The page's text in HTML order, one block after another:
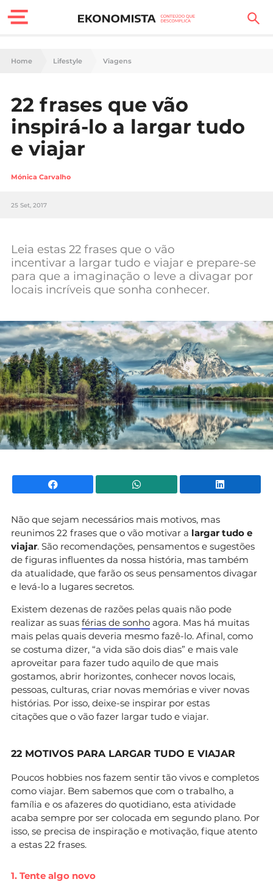
Finanças Pessoais
Carreira
Casa
Lifestyle
Sociedade
Negócios
Mundial 2026
Home Lifestyle Viagens
22 frases que vão
inspirá-lo a largar tudo
e viajar
Mónica Carvalho
25 Set, 2017
Leia estas 22 frases que o vão
incentivar a largar tudo e viajar e prepare-se
para que a imaginação o leve a divagar por
locais incríveis que sonha conhecer.
Facebook WhatsApp
Não que sejam necessários mais motivos, mas
reunimos 22 frases que o vão motivar a largar tudo e
viajar. São recomendações, pensamentos e sugestões
de figuras influentes da nossa história, mas também
da atualidade, que farão os seus pensamentos divagar
e levá-lo a lugares secretos.
Existem dezenas de razões pelas quais não pode
realizar as suas férias de sonho agora. Mas há muitas
mais pelas quais deveria mesmo fazê-lo. Afinal, como
se costuma dizer, “a vida são dois dias” e mais vale
aproveitar para fazer tudo aquilo de que mais
gostamos, abrir horizontes, conhecer novos locais,
pessoas, culturas, criar novas memórias e viver novas
histórias. Por isso, deixe-se inspirar por estas
citações que o vão fazer largar tudo e viajar.
22 MOTIVOS PARA LARGAR TUDO E VIAJAR
Poucos hobbies nos fazem sentir tão vivos e completos
como viajar. Bem sabemos que com o trabalho, a
família e os afazeres do quotidiano, esta atividade
acaba sempre por ser colocada em segundo plano. Por
isso, se precisa de inspiração e motivação, fique atento
a estas 22 frases.
1. Tente algo novo